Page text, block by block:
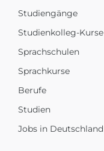
Studiengänge
Studienkolleg-Kurse
Sprachschulen
Sprachkurse
Berufe
Studien
Jobs in Deutschland